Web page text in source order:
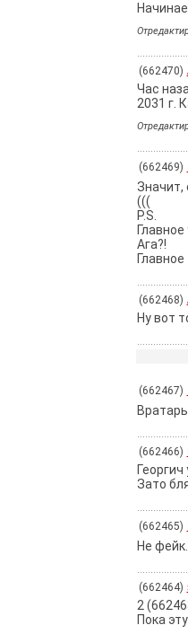
(662470)
Час
2031 г.
(662469)
Значит,
(((
P.S.
Ага?!
(662468)
Ну вот
(662467)
(662466)
Зато
(662465)
Не фейк.
(662464)
2
Пока